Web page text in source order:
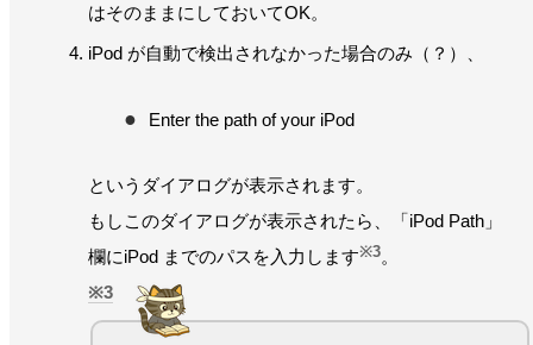
はそのままにしておいてOK。
iPod が自動で検出されなかった場合のみ（？）、
Enter the path of your iPod
というダイアログが表示されます。
もしこのダイアログが表示されたら、「iPod Path」
欄にiPod までのパスを入力します※3。
3